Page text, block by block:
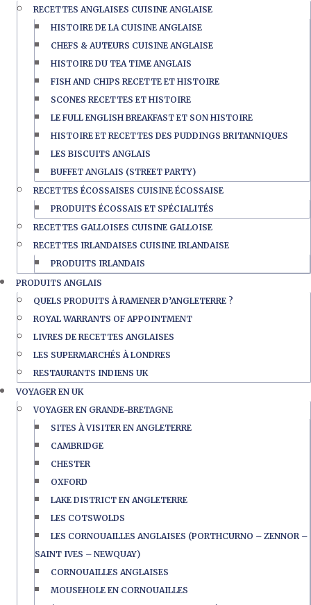
RECETTES ANGLAISES CUISINE ANGLAISE
HISTOIRE DE LA CUISINE ANGLAISE
CHEFS & AUTEURS CUISINE ANGLAISE
HISTOIRE DU TEA TIME ANGLAIS
FISH AND CHIPS RECETTE ET HISTOIRE
SCONES RECETTES ET HISTOIRE
LE FULL ENGLISH BREAKFAST ET SON HISTOIRE
HISTOIRE ET RECETTES DES PUDDINGS BRITANNIQUES
LES BISCUITS ANGLAIS
BUFFET ANGLAIS (STREET PARTY)
RECETTES ÉCOSSAISES CUISINE ÉCOSSAISE
PRODUITS ÉCOSSAIS ET SPÉCIALITÉS
RECETTES GALLOISES CUISINE GALLOISE
RECETTES IRLANDAISES CUISINE IRLANDAISE
PRODUITS IRLANDAIS
PRODUITS ANGLAIS
QUELS PRODUITS À RAMENER D’ANGLETERRE ?
ROYAL WARRANTS OF APPOINTMENT
LIVRES DE RECETTES ANGLAISES
LES SUPERMARCHÉS À LONDRES
RESTAURANTS INDIENS UK
VOYAGER EN UK
VOYAGER EN GRANDE-BRETAGNE
SITES À VISITER EN ANGLETERRE
CAMBRIDGE
CHESTER
OXFORD
LAKE DISTRICT EN ANGLETERRE
LES COTSWOLDS
LES CORNOUAILLES ANGLAISES (PORTHCURNO – ZENNOR –
SAINT IVES – NEWQUAY)
CORNOUAILLES ANGLAISES
MOUSEHOLE EN CORNOUAILLES